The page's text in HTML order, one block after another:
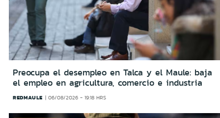
Preocupa el desempleo en Talca y el Maule: baja
el empleo en agricultura, comercio e industria
REDMAULE 06/08/2026 - 19:18 HRS